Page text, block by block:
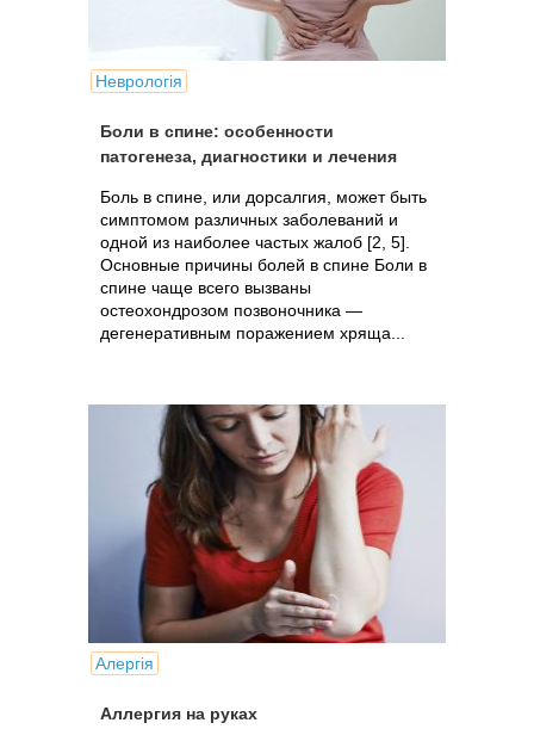
Неврологія
Боли в спине: особенности
патогенеза, диагностики и лечения
Боль в спине, или дорсалгия, может быть
симптомом различных заболеваний и
одной из наиболее частых жалоб [2, 5].
Основные причины болей в спине Боли в
спине чаще всего вызваны
остеохондрозом позвоночника —
дегенеративным поражением хряща...
Алергія
Аллергия на руках